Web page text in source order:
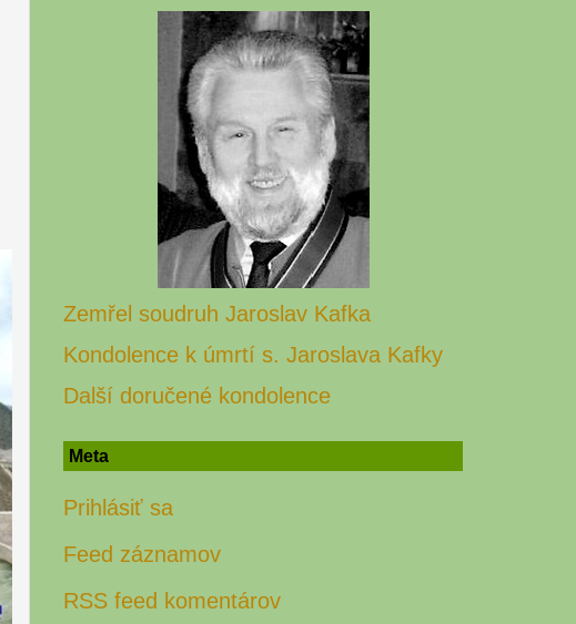
Zemřel soudruh Jaroslav Kafka
Kondolence k úmrtí s. Jaroslava Kafky
Další doručené kondolence
Meta
Prihlásiť sa
Feed záznamov
RSS feed komentárov